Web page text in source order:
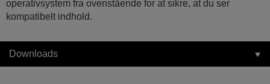
operativsystem fra ovenstående for at sikre, at du ser
kompatibelt indhold.
Downloads